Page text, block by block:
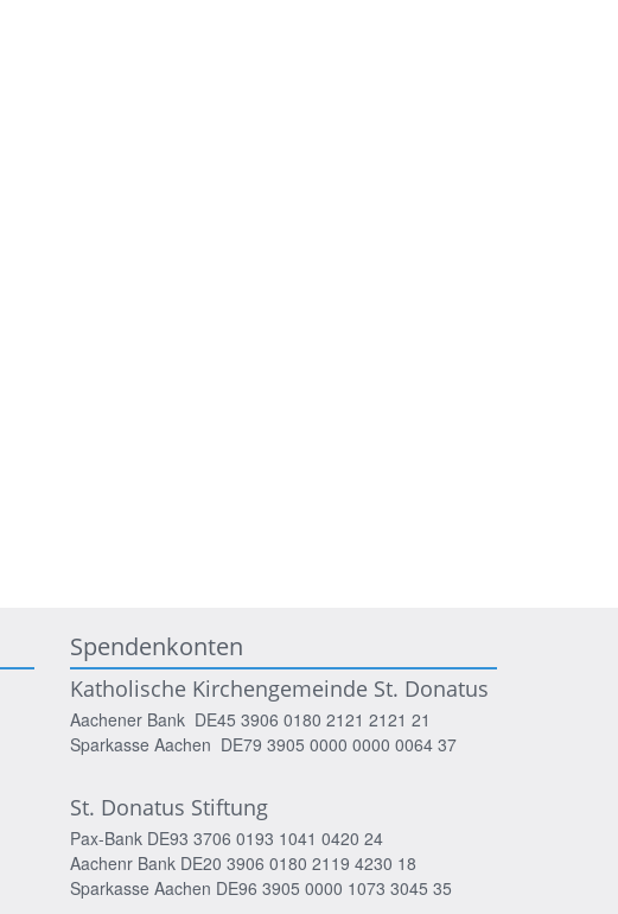
Spendenkonten
Katholische Kirchengemeinde St. Donatus
Aachener Bank DE45 3906 0180 2121 2121 21
Sparkasse Aachen DE79 3905 0000 0000 0064 37
St. Donatus Stiftung
Pax-Bank DE93 3706 0193 1041 0420 24
Aachenr Bank DE20 3906 0180 2119 4230 18
Sparkasse Aachen DE96 3905 0000 1073 3045 35